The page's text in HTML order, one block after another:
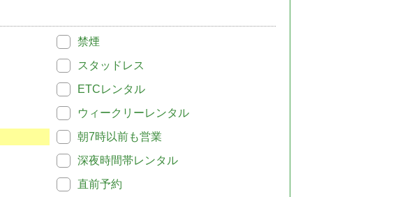
禁煙
スタッドレス
ETCレンタル
ウィークリーレンタル
朝7時以前も営業
深夜時間帯レンタル
直前予約